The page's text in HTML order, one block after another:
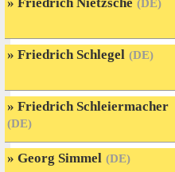
(DE)
Friedrich Schlegel (DE)
Friedrich Schleiermacher
(DE)
Georg Simmel (DE)